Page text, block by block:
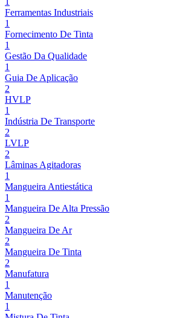
Ferramentas Industriais
1
Fornecimento De Tinta
1
Gestão Da Qualidade
1
Guia De Aplicação
2
HVLP
1
Indústria De Transporte
2
LVLP
2
Lâminas Agitadoras
1
Mangueira Antiestática
1
Mangueira De Alta Pressão
2
Mangueira De Ar
2
Mangueira De Tinta
2
Manufatura
1
Manutenção
1